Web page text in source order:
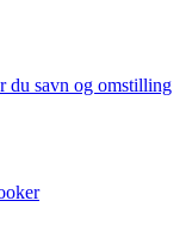
du savn og omstilling